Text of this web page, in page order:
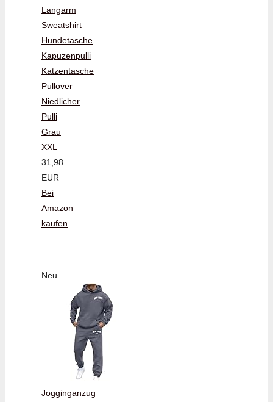
Langarm
Sweatshirt
Hundetasche
Kapuzenpulli
Katzentasche
Pullover
Niedlicher
Pulli
Grau
XXL
31,98
EUR
Bei
Amazon
kaufen
Neu
Jogginganzug